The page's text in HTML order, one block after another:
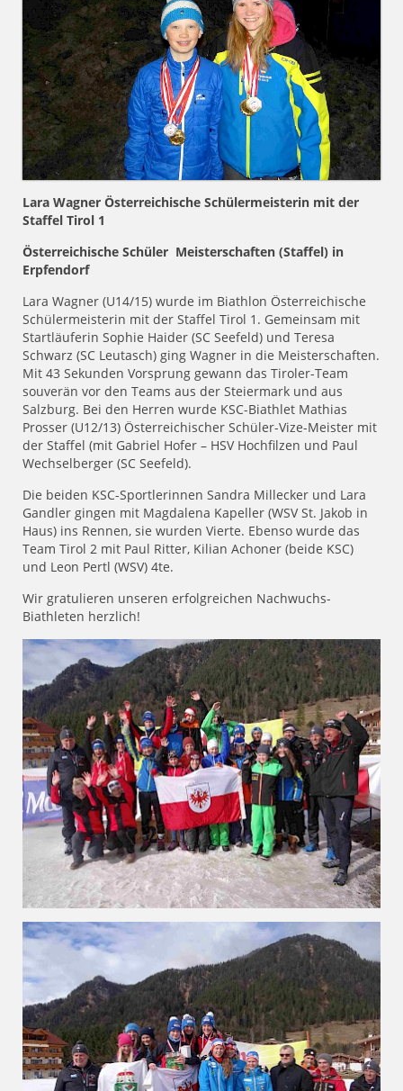
Lara Wagner Österreichische Schülermeisterin mit der
Staffel Tirol 1
Österreichische Schüler Meisterschaften (Staffel) in
Erpfendorf
Lara Wagner (U14/15) wurde im Biathlon Österreichische
Schülermeisterin mit der Staffel Tirol 1. Gemeinsam mit
Startläuferin Sophie Haider (SC Seefeld) und Teresa
Schwarz (SC Leutasch) ging Wagner in die Meisterschaften.
Mit 43 Sekunden Vorsprung gewann das Tiroler-Team
souverän vor den Teams aus der Steiermark und aus
Salzburg. Bei den Herren wurde KSC-Biathlet Mathias
Prosser (U12/13) Österreichischer Schüler-Vize-Meister mit
der Staffel (mit Gabriel Hofer – HSV Hochfilzen und Paul
Wechselberger (SC Seefeld).
Die beiden KSC-Sportlerinnen Sandra Millecker und Lara
Gandler gingen mit Magdalena Kapeller (WSV St. Jakob in
Haus) ins Rennen, sie wurden Vierte. Ebenso wurde das
Team Tirol 2 mit Paul Ritter, Kilian Achoner (beide KSC)
und Leon Pertl (WSV) 4te.
Wir gratulieren unseren erfolgreichen Nachwuchs-
Biathleten herzlich!